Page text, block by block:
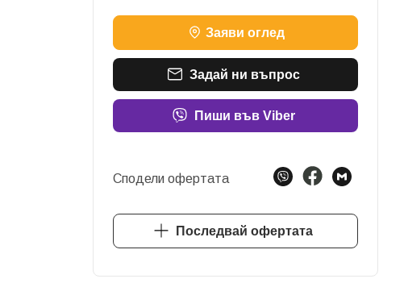
Заяви оглед
Задай ни въпрос
Пиши във Viber
Сподели офертата
Последвай офертата